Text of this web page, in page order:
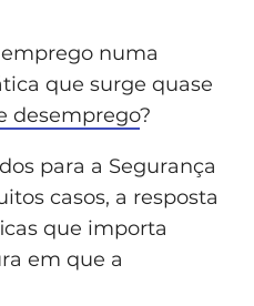
numa
que surge quase
desemprego?
para a Segurança
casos, a resposta
que importa
em que a